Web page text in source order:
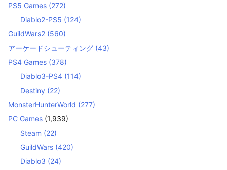
PS5 Games (272)
Diablo2-PS5 (124)
GuildWars2 (560)
アーケードシューティング (43)
PS4 Games (378)
Diablo3-PS4 (114)
Destiny (22)
MonsterHunterWorld (277)
PC Games (1,939)
Steam (22)
GuildWars (420)
Diablo3 (24)